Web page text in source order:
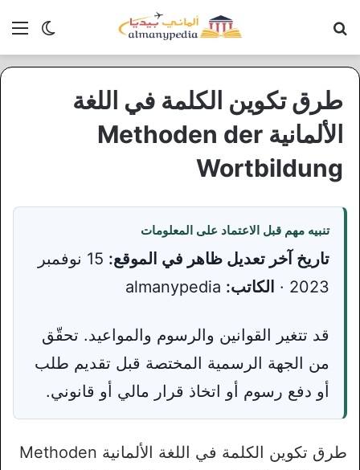
الوضع
طرق تكوين الكلمة في اللغة
الألمانية Methoden der
Wortbildung
تنبيه مهم قبل الاعتماد على المعلومات
تاريخ آخر تعديل ظاهر في الموقع:
15 نوفمبر
2023 ·
الكاتب:
قد تتغير القوانين والرسوم والمواعيد. تحقّق
من الجهة الرسمية المختصة قبل تقديم طلب
أو دفع رسوم أو اتخاذ قرار مالي أو قانوني.
طرق تكوين الكلمة في اللغة الألمانية Methoden